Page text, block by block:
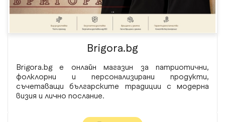
Brigora.bg
Brigora.bg е онлайн магазин за патриотични,
фолклорни и персонализирани продукти,
съчетаващи българските традиции с модерна
визия и лично послание.